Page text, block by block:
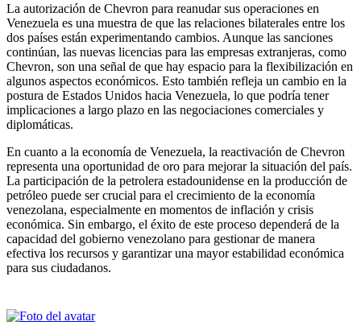
La autorización de Chevron para reanudar sus operaciones en
Venezuela es una muestra de que las relaciones bilaterales entre los
dos países están experimentando cambios. Aunque las sanciones
continúan, las nuevas licencias para las empresas extranjeras, como
Chevron, son una señal de que hay espacio para la flexibilización en
algunos aspectos económicos. Esto también refleja un cambio en la
postura de Estados Unidos hacia Venezuela, lo que podría tener
implicaciones a largo plazo en las negociaciones comerciales y
diplomáticas.
En cuanto a la economía de Venezuela, la reactivación de Chevron
representa una oportunidad de oro para mejorar la situación del país.
La participación de la petrolera estadounidense en la producción de
petróleo puede ser crucial para el crecimiento de la economía
venezolana, especialmente en momentos de inflación y crisis
económica. Sin embargo, el éxito de este proceso dependerá de la
capacidad del gobierno venezolano para gestionar de manera
efectiva los recursos y garantizar una mayor estabilidad económica
para sus ciudadanos.